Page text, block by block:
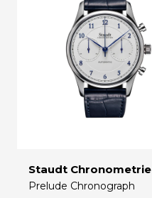
Staudt Chronometrie
Prelude Chronograph